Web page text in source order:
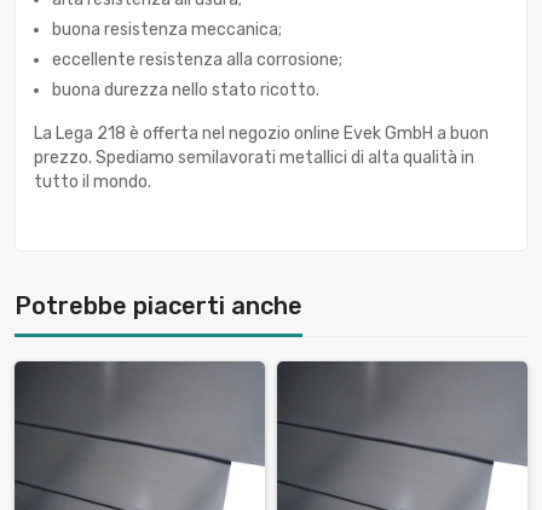
buona resistenza meccanica;
eccellente resistenza alla corrosione;
buona durezza nello stato ricotto.
La Lega 218 è offerta nel negozio online Evek GmbH a buon
prezzo. Spediamo semilavorati metallici di alta qualità in
tutto il mondo.
Potrebbe piacerti anche